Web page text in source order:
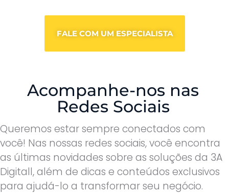
FALE COM UM ESPECIALISTA
Acompanhe-nos nas
Redes Sociais
Queremos estar sempre conectados com
você! Nas nossas redes sociais, você encontra
as últimas novidades sobre as soluções da 3A
Digitall, além de dicas e conteúdos exclusivos
para ajudá-lo a transformar seu negócio.